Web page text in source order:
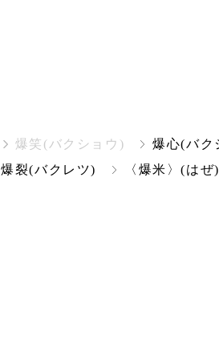
爆笑(バクショウ) 爆心(バク
爆裂(バクレツ) 〈爆米〉(はぜ)